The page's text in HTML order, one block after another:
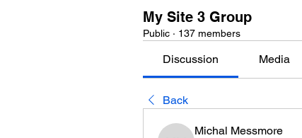
My Site 3 Group
Public · 137 members
Discussion Media
Back
Michal Messmore